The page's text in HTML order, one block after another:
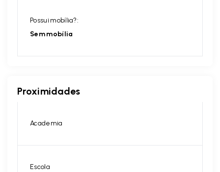
Possui mobília?:
Sem mobília
Proximidades
Academia
Escola